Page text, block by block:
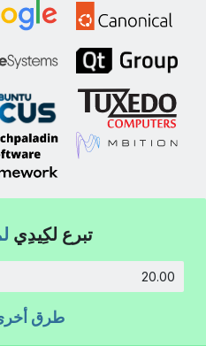
تبرع لكِيدِي
طرق أخرى